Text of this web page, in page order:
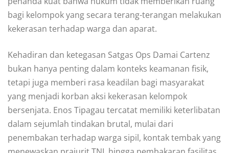
bagi kelompok yang secara terang-terangan melakukan
kekerasan terhadap warga dan aparat.
Kehadiran dan ketegasan Satgas Ops Damai Cartenz
bukan hanya penting dalam konteks keamanan fisik,
tetapi juga memberi rasa keadilan bagi masyarakat
yang menjadi korban aksi kekerasan kelompok
bersenjata. Enos Tipagau tercatat memiliki keterlibatan
dalam sejumlah tindakan brutal, mulai dari
penembakan terhadap warga sipil, kontak tembak yang